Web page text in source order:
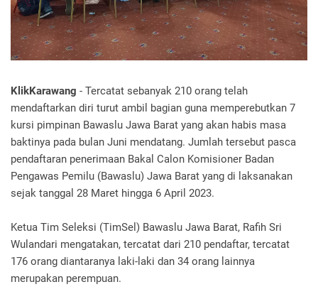
KlikKarawang - Tercatat sebanyak 210 orang telah
mendaftarkan diri turut ambil bagian guna memperebutkan 7
kursi pimpinan Bawaslu Jawa Barat yang akan habis masa
baktinya pada bulan Juni mendatang. Jumlah tersebut pasca
pendaftaran penerimaan Bakal Calon Komisioner Badan
Pengawas Pemilu (Bawaslu) Jawa Barat yang di laksanakan
sejak tanggal 28 Maret hingga 6 April 2023.
Ketua Tim Seleksi (TimSel) Bawaslu Jawa Barat, Rafih Sri
Wulandari mengatakan, tercatat dari 210 pendaftar, tercatat
176 orang diantaranya laki-laki dan 34 orang lainnya
merupakan perempuan.